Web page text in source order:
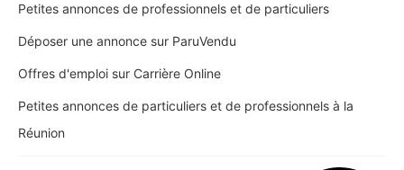
Petites annonces de professionnels et de particuliers
Déposer une annonce sur ParuVendu
Offres d'emploi sur Carrière Online
Petites annonces de particuliers et de professionnels à la
Réunion